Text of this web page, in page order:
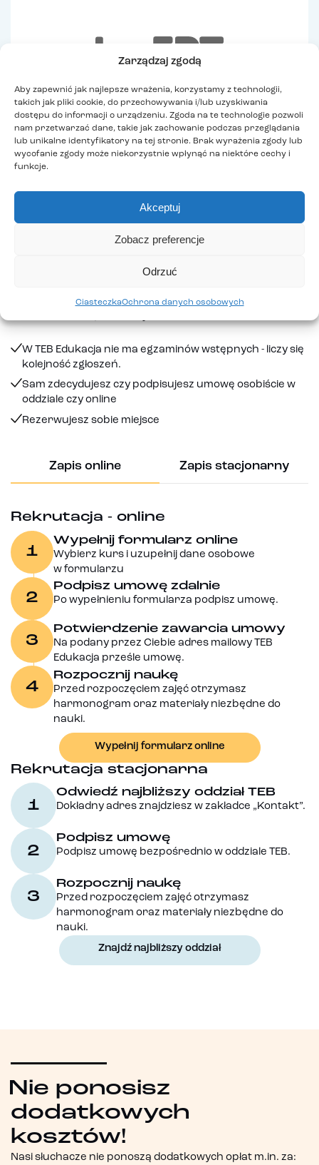
Zarządzaj zgodą
Aby zapewnić jak najlepsze wrażenia, korzystamy z technologii,
takich jak pliki cookie, do przechowywania i/lub uzyskiwania
dostępu do informacji o urządzeniu. Zgoda na te technologie pozwoli
nam przetwarzać dane, takie jak zachowanie podczas przeglądania
lub unikalne identyfikatory na tej stronie. Brak wyrażenia zgody lub
wycofanie zgody może niekorzystnie wpłynąć na niektóre cechy i
funkcje.
Akceptuj
Odrzuć
Zobacz preferencje
CiasteczkaOchrona danych osobowych
Rekrutacja
– proces zapisu jest szybki i intuicyjny, dostępny
W TEB Edukacja nie ma egzaminów wstępnych - liczy się
kolejność zgłoszeń.
Sam zdecydujesz czy podpisujesz umowę osobiście w
oddziale czy online
Rezerwujesz sobie miejsce
Zapis online Zapis stacjonarny
Rekrutacja - online
1
Wypełnij formularz online
Wybierz kurs i uzupełnij dane osobowe
w formularzu
2
Podpisz umowę zdalnie
Po wypełnieniu formularza podpisz umowę.
3
Potwierdzenie zawarcia umowy
Na podany przez Ciebie adres mailowy TEB
Edukacja prześle umowę.
4
Rozpocznij naukę
Przed rozpoczęciem zajęć otrzymasz
harmonogram oraz materiały niezbędne do
nauki.
Wypełnij formularz online
Rekrutacja stacjonarna
1
Odwiedź najbliższy oddział TEB
Dokładny adres znajdziesz w zakładce „Kontakt”.
2
Podpisz umowę
Podpisz umowę bezpośrednio w oddziale TEB.
3
Rozpocznij naukę
Przed rozpoczęciem zajęć otrzymasz
harmonogram oraz materiały niezbędne do
nauki.
Znajdź najbliższy oddział
Nie ponosisz
dodatkowych
kosztów!
Nasi słuchacze nie ponoszą dodatkowych opłat m.in. za: